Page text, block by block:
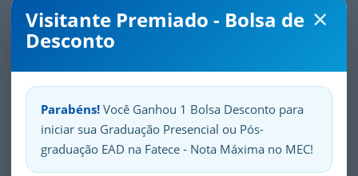
×
Visitante Premiado - Bolsa de
Desconto
Parabéns! Você Ganhou 1 Bolsa Desconto para
iniciar sua Graduação Presencial ou Pós-
graduação EAD na Fatece - Nota Máxima no MEC!
SuaFatece.Seuorgulho.